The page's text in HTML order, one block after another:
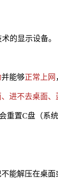
的显示设备。
并能够正常上网
进不去桌面、
C盘（系
解压在桌面